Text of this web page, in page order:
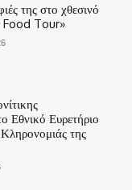
της στο χθεσινό
Food Tour»
Εθνικό Ευρετήριο
της